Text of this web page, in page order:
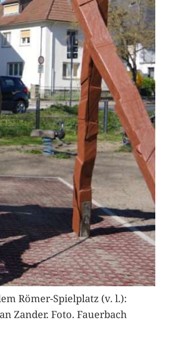
Römer-Spielplatz (v. l.):
Zander. Foto. Fauerbach